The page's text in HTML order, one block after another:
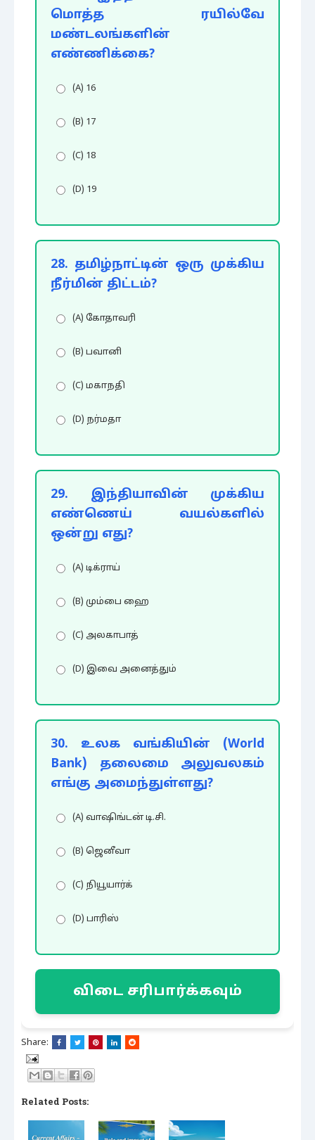
மொத்த ரயில்வே
மண்டலங்களின்
எண்ணிக்கை?
(A) 16
(B) 17
(C) 18
(D) 19
28. தமிழ்நாட்டின் ஒரு முக்கிய
நீர்மின் திட்டம்?
(A) கோதாவரி
(B) பவானி
(C) மகாநதி
(D) நர்மதா
29. இந்தியாவின் முக்கிய
எண்ணெய் வயல்களில்
ஒன்று எது?
(A) டிக்ராய்
(B) மும்பை ஹை
(C) அலகாபாத்
(D) இவை அனைத்தும்
30. உலக வங்கியின் (World
Bank) தலைமை அலுவலகம்
எங்கு அமைந்துள்ளது?
(A) வாஷிங்டன் டி.சி.
(B) ஜெனீவா
(C) நியூயார்க்
(D) பாரிஸ்
விடை சரிபார்க்கவும்
Share:
Related Posts: